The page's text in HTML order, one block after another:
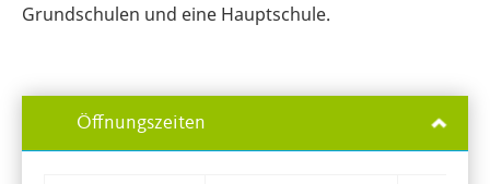
Grundschulen und eine Hauptschule.
Öffnungszeiten